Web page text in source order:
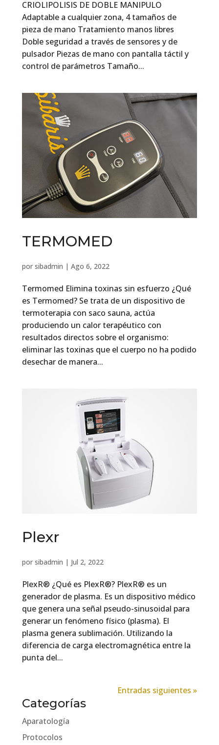
CRIOLIPOLISIS DE DOBLE MANIPULO
Adaptable a cualquier zona, 4 tamaños de
pieza de mano Tratamiento manos libres
Doble seguridad a través de sensores y de
pulsador Piezas de mano con pantalla táctil y
control de parámetros Tamaño...
TERMOMED
por sibadmin | Ago 6, 2022
Termomed Elimina toxinas sin esfuerzo ¿Qué
es Termomed? Se trata de un dispositivo de
termoterapia con saco sauna, actúa
produciendo un calor terapéutico con
resultados directos sobre el organismo:
eliminar las toxinas que el cuerpo no ha podido
desechar de manera...
Plexr
por sibadmin | Jul 2, 2022
PlexR® ¿Qué es PlexR®? PlexR® es un
generador de plasma. Es un dispositivo médico
que genera una señal pseudo-sinusoidal para
generar un fenómeno físico (plasma). El
plasma genera sublimación. Utilizando la
diferencia de carga electromagnética entre la
punta del...
Entradas siguientes »
Categorías
Aparatología
Protocolos